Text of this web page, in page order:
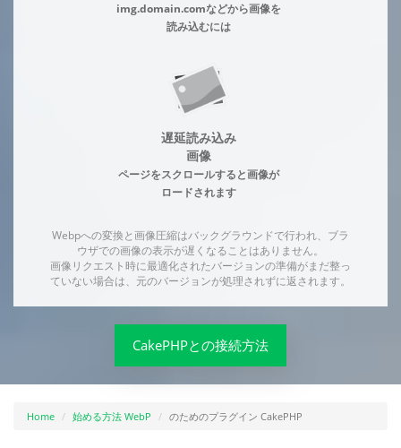
img.domain.comなどから画像を
読み込むには
遅延読み込み
画像
ページをスクロールすると画像が
ロードされます
Webpへの変換と画像圧縮はバックグラウンドで行われ、ブラ
ウザでの画像の表示が遅くなることはありません。
画像リクエスト時に最適化されたバージョンの準備がまだ整っ
ていない場合は、元のバージョンが処理されずに返されます。
CakePHPとの接続方法
Home 始める方法 WebP のためのプラグイン CakePHP